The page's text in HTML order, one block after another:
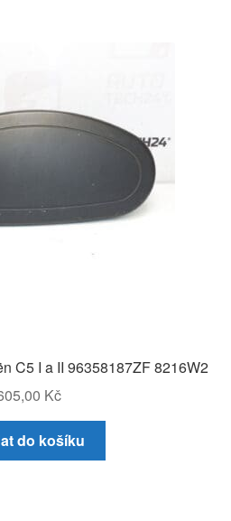
C5 I a II 96358187ZF 8216W2
Kč
do košíku